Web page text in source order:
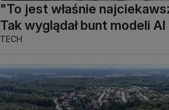
"To jest właśnie
Tak wyglądał bunt modeli AI
TECH